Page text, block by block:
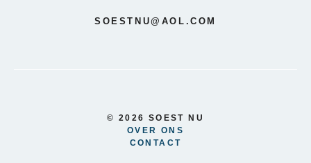
SOESTNU@AOL.COM
© 2026 SOEST NU
OVER ONS
CONTACT